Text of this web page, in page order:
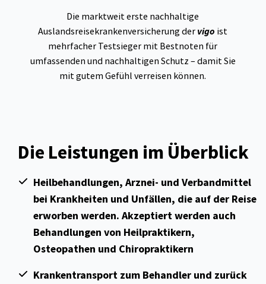
Die marktweit erste nachhaltige
Auslandsreisekrankenversicherung der vigo ist
mehrfacher Testsieger mit Bestnoten für
umfassenden und nachhaltigen Schutz – damit Sie
mit gutem Gefühl verreisen können.
Die Leistungen im Überblick
Heilbehandlungen, Arznei- und Verbandmittel
bei Krankheiten und Unfällen, die auf der Reise
erworben werden. Akzeptiert werden auch
Behandlungen von Heilpraktikern,
Osteopathen und Chiropraktikern
Krankentransport zum Behandler und zurück